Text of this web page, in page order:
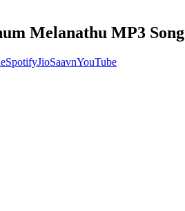
Melanathu MP3 Song
SpotifyJioSaavnYouTube